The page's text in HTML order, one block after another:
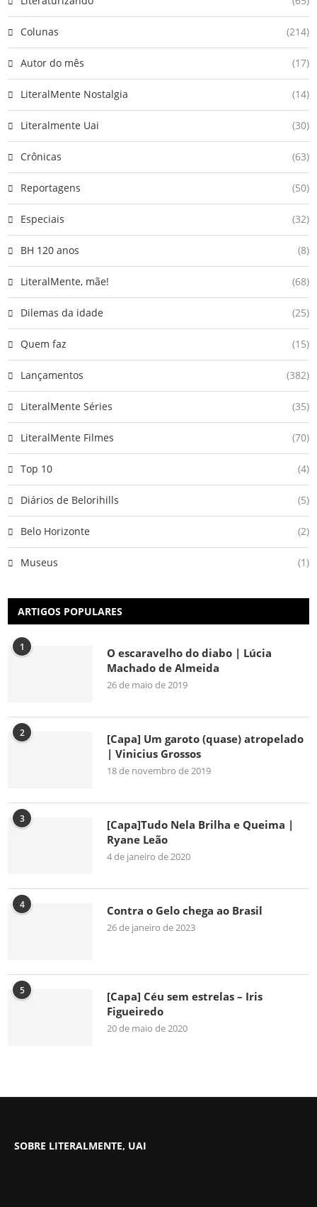
Colunas (214)
Autor do mês (17)
LiteralMente Nostalgia (14)
Literalmente Uai (30)
Crônicas (63)
Reportagens (50)
Especiais (32)
BH 120 anos (8)
LiteralMente, mãe! (68)
Dilemas da idade (25)
Quem faz (15)
Lançamentos (382)
LiteralMente Séries (35)
LiteralMente Filmes (70)
Top 10 (4)
Diários de Belorihills (5)
Belo Horizonte (2)
Museus (1)
ARTIGOS POPULARES
1
O escaravelho do diabo | Lúcia
Machado de Almeida
26 de maio de 2019
2
[Capa] Um garoto (quase) atropelado
| Vinicius Grossos
18 de novembro de 2019
3
[Capa]Tudo Nela Brilha e Queima |
Ryane Leão
4 de janeiro de 2020
4 Contra o Gelo chega ao Brasil
26 de janeiro de 2023
5
[Capa] Céu sem estrelas – Iris
Figueiredo
20 de maio de 2020
SOBRE LITERALMENTE, UAI